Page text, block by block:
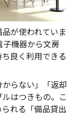
が使われていま
子機器から文房
良く利用できる
らない」「返却
はつきもの。こ
れる「備品貸出